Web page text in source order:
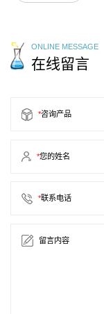
ONLINE MESSAGE
在线留言
*咨询产品
*您的姓名
*联系电话
留言内容